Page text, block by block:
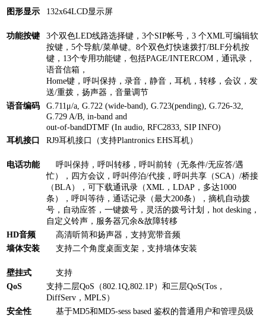
图形显示 132x64LCD显示屏
功能按键
3个双色LED线路选择键，3个SIP帐号，3 个XML可编辑软
按键，5个导航/菜单键。8个双色灯快速拨打/BLF分机按
键，13个专用功能键，包括PAGE/INTERCOM，通讯录，
语音信箱，
Home键，呼叫保持，录音，静音，耳机，转移，会议，发
送/重拨，扬声器，音量调节
语音编码
G.711μ/a, G.722 (wide-band), G.723(pending), G.726-32,
G.729 A/B, in-band and
out-of-bandDTMF (In audio, RFC2833, SIP INFO)
耳机接口
RJ9耳机接口（支持Plantronics EHS耳机）
电话功能
呼叫保持，呼叫转移，呼叫前转（无条件/无应答/遇
忙），四方会议，呼叫停泊/代接，呼叫共享（SCA）/桥接
（BLA），可下载通讯录（XML，LDAP，多达1000
条），呼叫等待，通话记录（最大200条），摘机自动拨
号，自动应答，一键拨号，灵活的拨号计划，hot desking，
自定义铃声，服务器冗余&故障转移
HD音频
高清听筒和扬声器，支持宽带音频
墙体安装
支持二个角度桌面支架，支持墙体安装
壁挂式
支持
QoS
支持二层QoS（802.1Q,802.1P）和三层QoS(Tos，
DiffServ，MPLS）
安全性
基于MD5和MD5-sess based 鉴权的普通用户和管理员级